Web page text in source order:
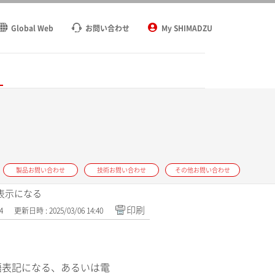
Global Web お問い合わせ My SHIMADZU
製品お問い合わせ 技術お問い合わせ その他お問い合わせ
示になる
更新日時 : 2025/03/06 14:40 印刷
記になる、あるいは電